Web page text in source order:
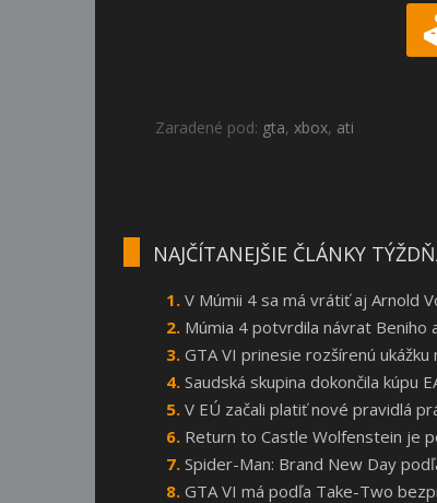
Zaradené pod: gta, xbox, ati
NAJČÍTANEJŠIE ČLÁNKY
V Múmii 4 sa má vrátiť aj Arnold
Múmia 4 potvrdila návrat Beniho
GTA VI prinesie rozšírenú
Saudská skupina dokončila kúpu
V EÚ začali platiť nové pravidlá
Return to Castle Wolfenstein je
Spider-Man: Brand New Day
GTA VI má podľa Take-Two